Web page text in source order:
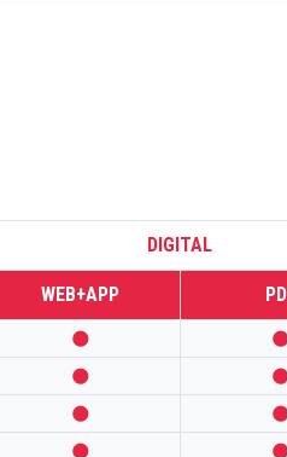
DIGITAL
WEB+APP



